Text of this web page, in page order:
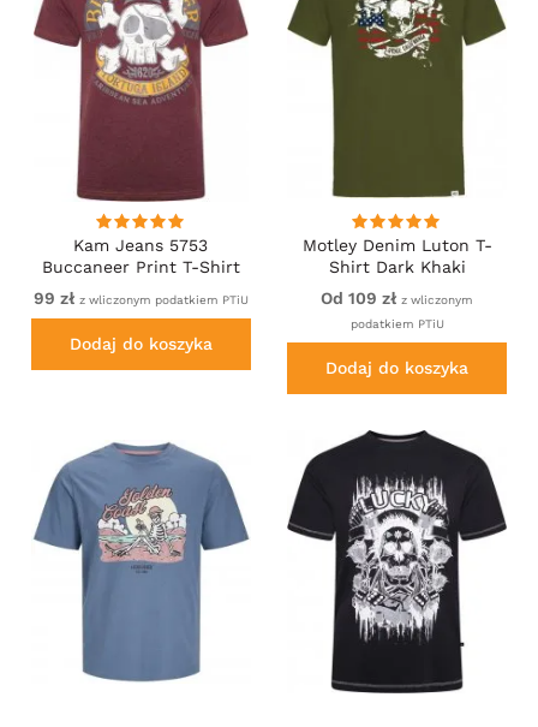
Kam Jeans 5753
Buccaneer Print T-Shirt
BURGUNDY MARL
99 zł z wliczonym podatkiem PTiU
Dodaj do koszyka
Motley Denim Luton T-
Shirt Dark Khaki
Od 109 zł z wliczonym
podatkiem PTiU
Dodaj do koszyka